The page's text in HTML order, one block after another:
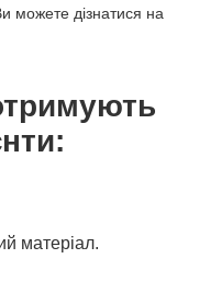
можете дізнатися на
матеріал.